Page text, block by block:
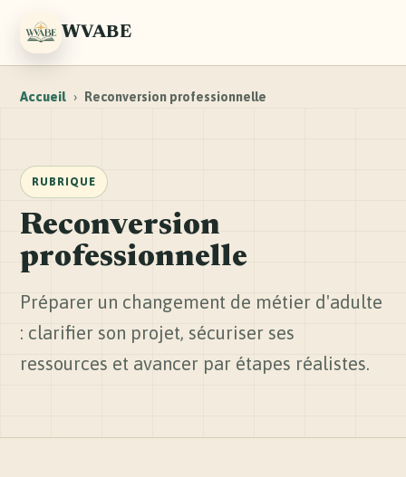
WVABE
Accueil › Reconversion professionnelle
RUBRIQUE
Reconversion
professionnelle
Préparer un changement de métier d'adulte
: clarifier son projet, sécuriser ses
ressources et avancer par étapes réalistes.